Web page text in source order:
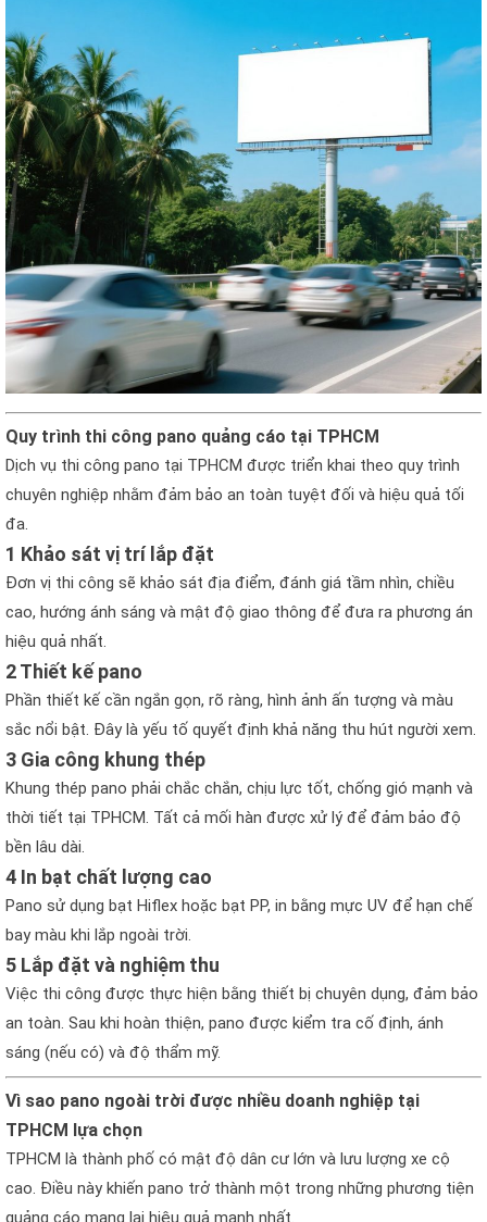
Quy trình thi công pano quảng cáo tại TPHCM
Dịch vụ thi công pano tại TPHCM được triển khai theo quy trình
chuyên nghiệp nhằm đảm bảo an toàn tuyệt đối và hiệu quả tối
đa.
1 Khảo sát vị trí lắp đặt
Đơn vị thi công sẽ khảo sát địa điểm, đánh giá tầm nhìn, chiều
cao, hướng ánh sáng và mật độ giao thông để đưa ra phương án
hiệu quả nhất.
2 Thiết kế pano
Phần thiết kế cần ngắn gọn, rõ ràng, hình ảnh ấn tượng và màu
sắc nổi bật. Đây là yếu tố quyết định khả năng thu hút người xem.
3 Gia công khung thép
Khung thép pano phải chắc chắn, chịu lực tốt, chống gió mạnh và
thời tiết tại TPHCM. Tất cả mối hàn được xử lý để đảm bảo độ
bền lâu dài.
4 In bạt chất lượng cao
Pano sử dụng bạt Hiflex hoặc bạt PP, in bằng mực UV để hạn chế
bay màu khi lắp ngoài trời.
5 Lắp đặt và nghiệm thu
Việc thi công được thực hiện bằng thiết bị chuyên dụng, đảm bảo
an toàn. Sau khi hoàn thiện, pano được kiểm tra cố định, ánh
sáng (nếu có) và độ thẩm mỹ.
Vì sao pano ngoài trời được nhiều doanh nghiệp tại
TPHCM lựa chọn
TPHCM là thành phố có mật độ dân cư lớn và lưu lượng xe cộ
cao. Điều này khiến pano trở thành một trong những phương tiện
quảng cáo mang lại hiệu quả mạnh nhất.